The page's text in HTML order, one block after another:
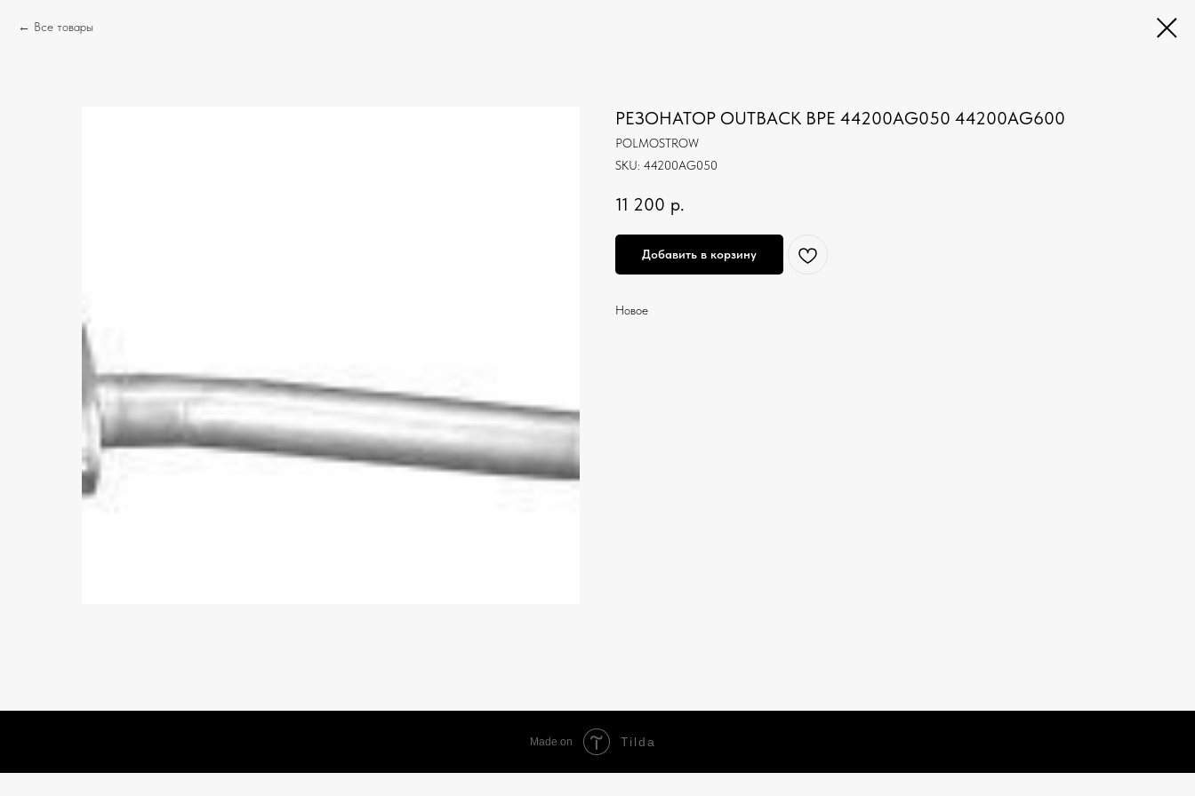
Все товары
РЕЗОНАТОР OUTBACK BPE 44200AG050 44200AG600
POLMOSTROW
SKU: 44200AG050
11 200 р.
Добавить в корзину
Новое
Made on Tilda